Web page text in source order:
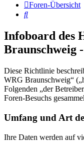
Foren-Übersicht
Suche
Infoboard des
Braunschweig
Diese Richtlinie
WRG Braunschweig“
Folgenden „der
Foren-Besuchs
Umfang und Art
Ihre Daten werden auf